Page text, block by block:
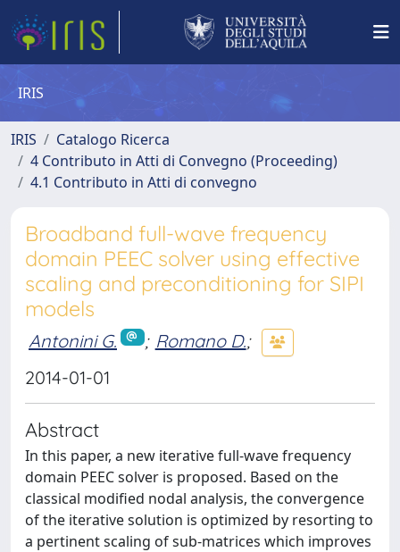
IRIS
IRIS
Catalogo Ricerca
4 Contributo in Atti di Convegno (Proceeding)
4.1 Contributo in Atti di convegno
Broadband full-wave frequency
domain PEEC solver using effective
scaling and preconditioning for SIPI
models
Antonini G. ; Romano D.;
2014-01-01
Abstract
In this paper, a new iterative full-wave frequency
domain PEEC solver is proposed. Based on the
classical modified nodal analysis, the convergence
of the iterative solution is optimized by resorting to
a pertinent scaling of sub-matrices which improves